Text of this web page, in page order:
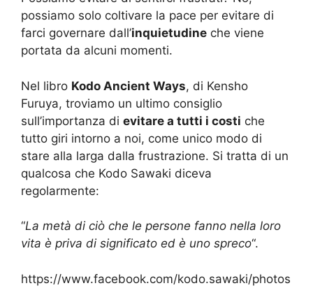
possiamo solo coltivare la pace per evitare di
farci governare dall’inquietudine che viene
portata da alcuni momenti.
Nel libro Kodo Ancient Ways, di Kensho
Furuya, troviamo un ultimo consiglio
sull’importanza di evitare a tutti i costi che
tutto giri intorno a noi, come unico modo di
stare alla larga dalla frustrazione. Si tratta di un
qualcosa che Kodo Sawaki diceva
regolarmente:
“La metà di ciò che le persone fanno nella loro
vita è priva di significato ed è uno spreco“.
https://www.facebook.com/kodo.sawaki/photos